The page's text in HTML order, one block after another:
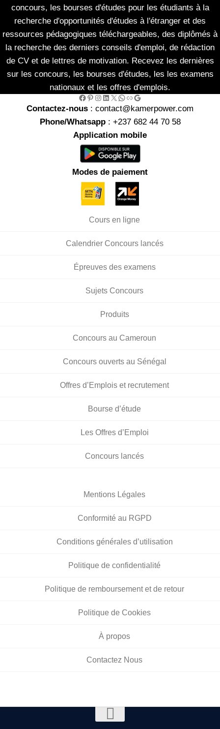
concours, les bourses d'études pour les étudiants à la
recherche d'opportunités d'études à l'étranger et des
ressources pédagogiques téléchargeables, des diplômés à
la recherche des derniers conseils d'emploi, de rédaction
de CV et de lettres de motivation. Recevez les dernières
sur les concours, les bourses d'études, les les examens
nationaux et les offres d'emplois.
Facebook Pinterest Instagram LinkedIn X WhatsApp Link Google
Contactez-nous : contact@kamerpower.com
Phone/Whatsapp: +237 682 44 70 58
Application mobile
Modes de paiement
Cours en ligne
Calendrier Concours lancés
Épreuves des examens
Sujets Concours
Produits
Concours au Cameroun
Concours ouverts au Sénégal
Offres d’Emplois et recrutement
Bourse d’étude
Les Offres d’Emploi
Concours lancés
Mentions Légales
Conformité au RGPD
Conditions générales d’utilisation
Politique de confidentialité
Politique de remboursement et de retour
Politique de Cookies
À propos
Contactez Nous